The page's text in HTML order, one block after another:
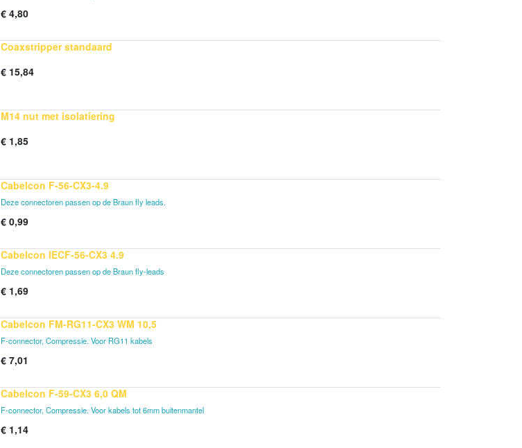
€ 4,80
Coaxstripper standaard
€ 15,84
M14 nut met isolatiering
€ 1,85
Cabelcon F-56-CX3-4.9
Deze connectoren passen op de Braun fly leads.
€ 0,99
Cabelcon IECF-56-CX3 4.9
Deze connectoren passen op de Braun fly-leads
€ 1,69
Cabelcon FM-RG11-CX3 WM 10,5
F-connector, Compressie. Voor RG11 kabels
€ 7,01
Cabelcon F-59-CX3 6,0 QM
F-connector, Compressie. Voor kabels tot 6mm buitenmantel
€ 1,14